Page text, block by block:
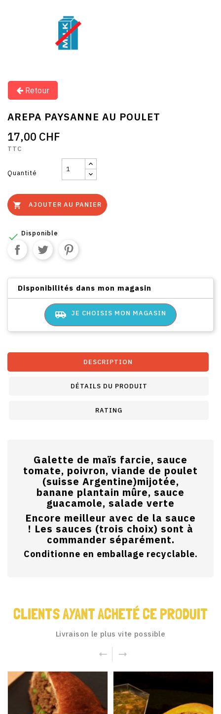
Retour
AREPA PAYSANNE AU POULET
17,00 CHF
TTC
Quantité
 AJOUTER AU PANIER
 Disponible
Disponibilités dans mon magasin
airport_shuttle JE CHOISIS MON MAGASIN
DESCRIPTION
DÉTAILS DU PRODUIT
RATING
Galette de maïs farcie, sauce
tomate, poivron, viande de poulet
(suisse Argentine)mijotée,
banane plantain mûre, sauce
guacamole, salade verte
Encore meilleur avec de la sauce
! Les sauces (trois choix) sont à
commander séparément.
Conditionne en emballage recyclable.
CLIENTS AYANT ACHETÉ CE PRODUIT
Livraison le plus vite possible